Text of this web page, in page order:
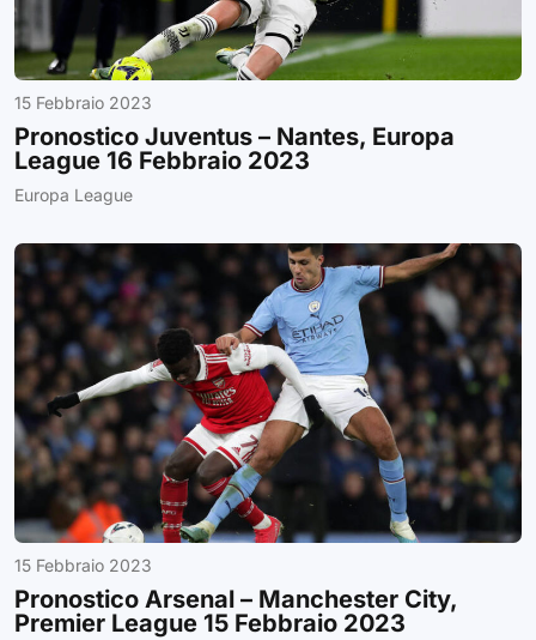
15 Febbraio 2023
Pronostico Juventus – Nantes, Europa
League 16 Febbraio 2023
Europa League
15 Febbraio 2023
Pronostico Arsenal – Manchester City,
Premier League 15 Febbraio 2023